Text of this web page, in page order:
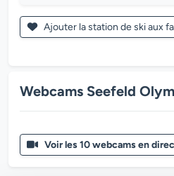
Ajouter la station de ski aux
Webcams Seefeld
Voir les 10 webcams en